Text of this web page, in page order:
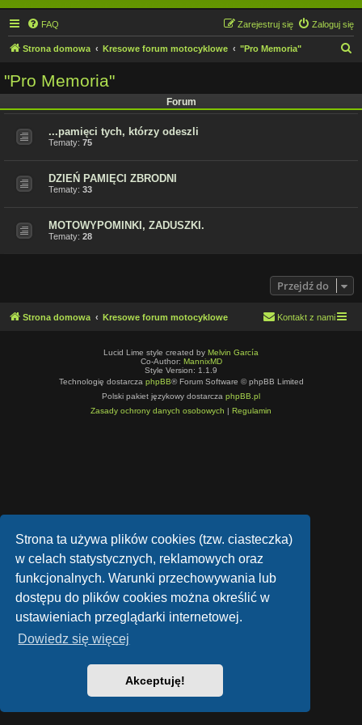
Strona ta używa plików cookies (tzw. ciasteczka)
w celach statystycznych, reklamowych oraz
funkcjonalnych. Warunki przechowywania lub
dostępu do plików cookies można określić w
ustawieniach przeglądarki internetowej.
Dowiedz się więcej
Akceptuję!
FAQ Zaloguj się
Zarejestruj się
Strona domowa Kresowe forum motocyklowe "Pro Memoria"
"Pro Memoria"
Forum
...pamięci tych, którzy odeszli
Tematy: 75
DZIEŃ PAMIĘCI ZBRODNI
Tematy: 33
MOTOWYPOMINKI, ZADUSZKI.
Tematy: 28
Przejdź do
Strona domowa Kresowe forum motocyklowe Kontakt z nami
Lucid Lime style created by Melvin García
Co-Author: MannixMD
Style Version: 1.1.9
Technologię dostarcza phpBB® Forum Software © phpBB Limited
Polski pakiet językowy dostarcza phpBB.pl
Zasady ochrony danych osobowych | Regulamin